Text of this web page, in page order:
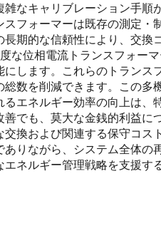
なキャリブレーション手順
フォーマーは既存の測定・
期的な信頼性により、交換
な位相電流トランスフォー
します。これらのトランス
数を削減できます。この多
エネルギー効率の向上は、
でも、莫大な金銭的利益に
換および関連する保守コス
りながら、システム全体の
ネルギー管理戦略を支援す